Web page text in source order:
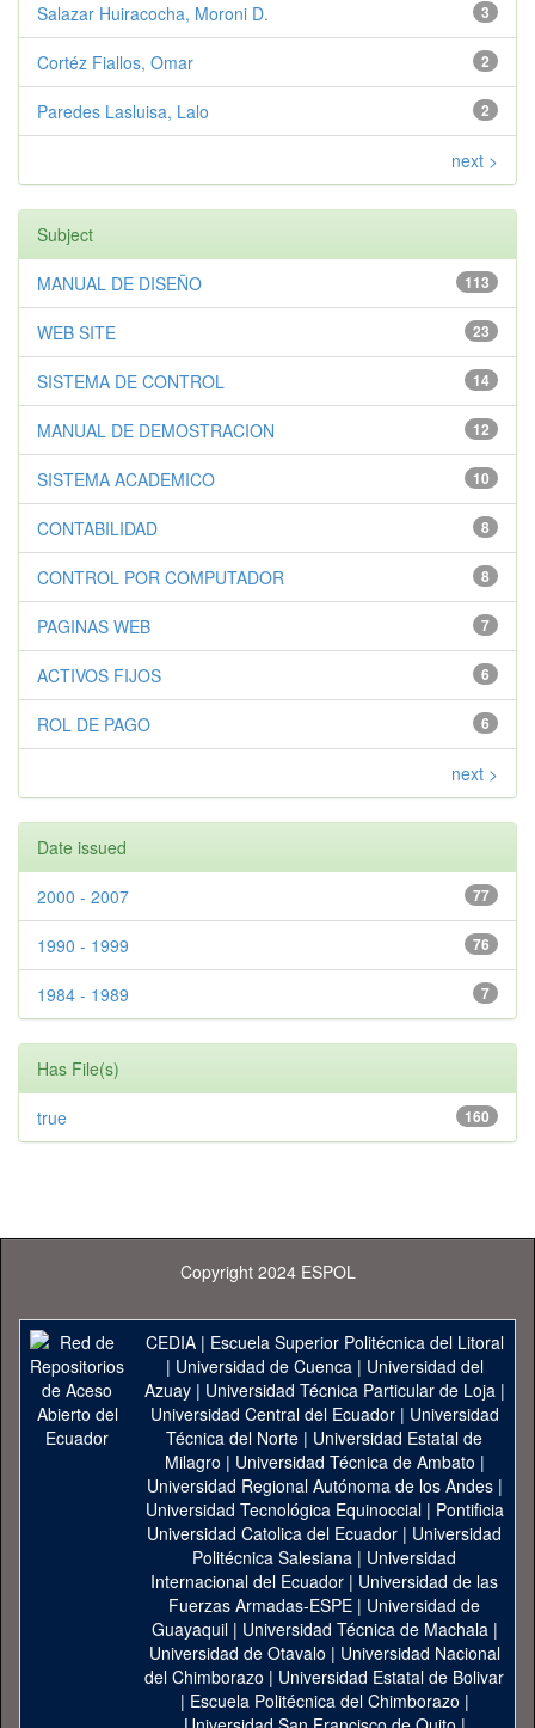
3
Salazar Huiracocha, Moroni D.
2
Cortéz Fiallos, Omar
2
Paredes Lasluisa, Lalo
next >
Subject
113
MANUAL DE DISEÑO
23
WEB SITE
14
SISTEMA DE CONTROL
12
MANUAL DE DEMOSTRACION
10
SISTEMA ACADEMICO
8
CONTABILIDAD
8
CONTROL POR COMPUTADOR
7
PAGINAS WEB
6
ACTIVOS FIJOS
6
ROL DE PAGO
next >
Date issued
77
2000 - 2007
76
1990 - 1999
7
1984 - 1989
Has File(s)
160
true
Copyright 2024 ESPOL
CEDIA| Escuela Superior Politécnica del Litoral
| Universidad de Cuenca| Universidad del
Azuay| Universidad Técnica Particular de Loja|
Universidad Central del Ecuador| Universidad
Técnica del Norte | Universidad Estatal de
Milagro | Universidad Técnica de Ambato |
Universidad Regional Autónoma de los Andes|
Universidad Tecnológica Equinoccial| Pontificia
Universidad Catolica del Ecuador | Universidad
Politécnica Salesiana | Universidad
Internacional del Ecuador | Universidad de las
Fuerzas Armadas-ESPE | Universidad de
Guayaquil| Universidad Técnica de Machala|
Universidad de Otavalo | Universidad Nacional
del Chimborazo | Universidad Estatal de Bolivar
| Escuela Politécnica del Chimborazo |